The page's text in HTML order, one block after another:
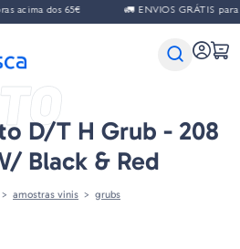
acima dos 65€ 🚛 ENVIOS GRÁTIS para
D/T H Grub - 208
Black & Red
amostras vinis grubs